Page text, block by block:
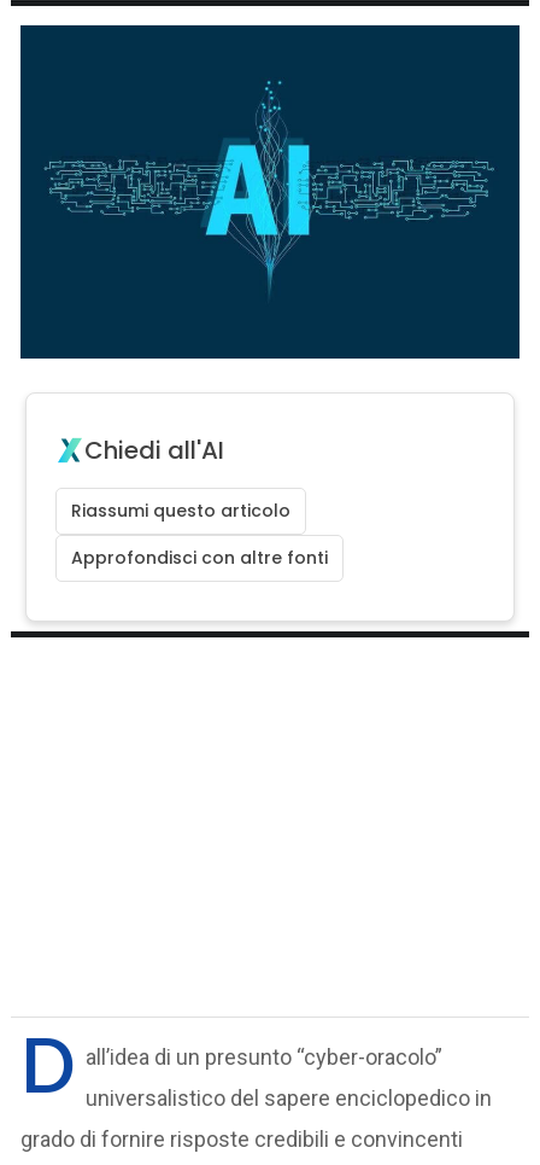
Chiedi all'AI
Riassumi questo articolo
Approfondisci con altre fonti
D all’idea di un presunto “cyber-oracolo”
universalistico del sapere enciclopedico in
grado di fornire risposte credibili e convincenti